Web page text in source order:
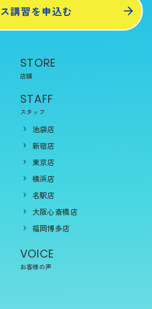
講習を申込む
STORE
店舗
STAFF
スタッフ
池袋店
新宿店
東京店
横浜店
名駅店
大阪心斎橋店
福岡博多店
VOICE
お客様の声